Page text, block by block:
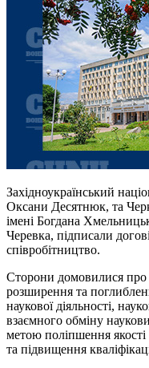
Західноукраїнський
Оксани Десятнюк, та
імені Богдана
Черевка, підписали
співробітництво.
Сторони домовилися
розширення та
наукової діяльності,
взаємного обміну
метою поліпшення якості
та підвищення